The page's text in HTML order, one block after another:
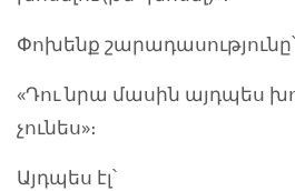
Փոխենք շարադասությունը՝
«Դու նրա մասին այդպես
չունես»։
Այդպես էլ՝